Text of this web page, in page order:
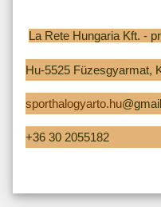
La Rete Hungaria Kft. -
Hu-5525 Füzesgyarmat,
sporthalogyarto.hu
+36 30 2055182